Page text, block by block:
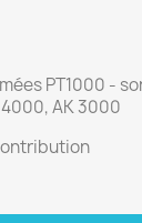
PT1000 -
AK 3000